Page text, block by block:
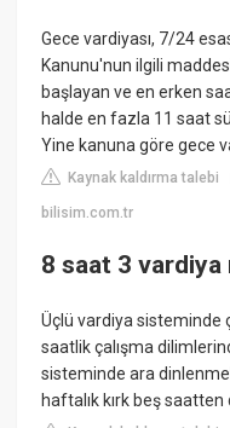
Gece vardiyası, 7/24
Kanunu'nun ilgili
başlayan ve en erken
halde en fazla 11 saat
Yine kanuna göre gece
Kaynak kaldırma talebi
bilisim.com.tr
8 saat 3 vardiya
Üçlü vardiya sisteminde
saatlik çalışma
sisteminde ara
haftalık kırk beş